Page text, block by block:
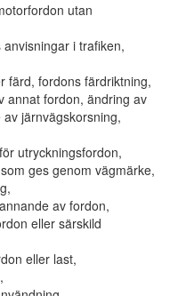
utan
i trafiken,
färd, fordons färdriktning,
annat fordon, ändring av
järnvägskorsning,
utryckningsfordon,
ges genom vägmärke,
av fordon,
eller särskild
eller last,